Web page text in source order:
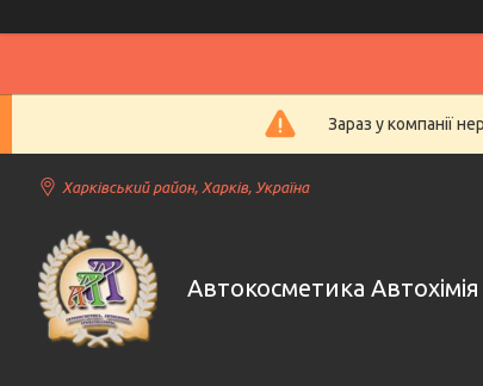
Зараз у компанії
Харківський район, Харків, Україна
Автокосметика